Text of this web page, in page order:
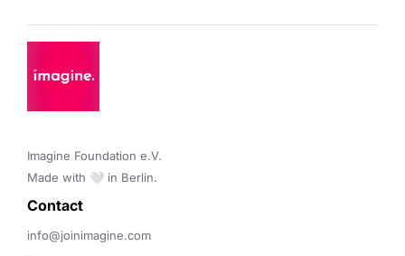
Imagine Foundation e.V.
Made with 🤍 in Berlin.
Contact
info@joinimagine.com